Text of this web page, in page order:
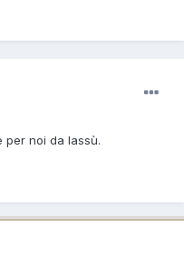
per noi da lassù.